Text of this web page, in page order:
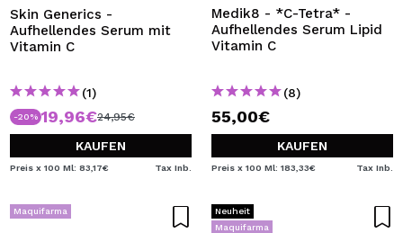
Skin Generics -
Aufhellendes Serum mit
Vitamin C
(1)
-20% 19,96€24,95€
KAUFEN
Preis x 100 Ml: 83,17€ Tax Inb.
Medik8 - *C-Tetra* -
Aufhellendes Serum Lipid
Vitamin C
(8)
55,00€
KAUFEN
Preis x 100 Ml: 183,33€ Tax Inb.
Maquifarma
Neuheit
Maquifarma